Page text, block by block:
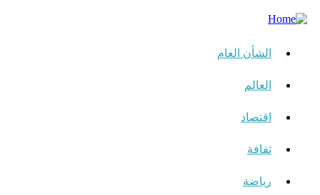
الشأن العام
العالم
اقتصاد
ثقافة
رياضة